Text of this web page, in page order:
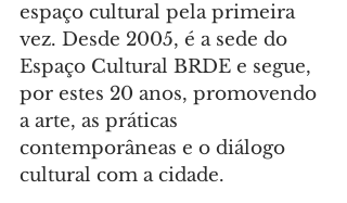
espaço cultural pela primeira
vez. Desde 2005, é a sede do
Espaço Cultural BRDE e segue,
por estes 20 anos, promovendo
a arte, as práticas
contemporâneas e o diálogo
cultural com a cidade.